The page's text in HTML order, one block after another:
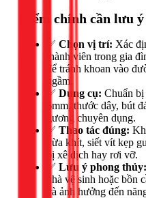
Điểm chính cần lưu ý
✅ Chọn vị trí: Xác
thành viên trong gia
để tránh khoan vào
ngầm.
✅ Dụng cụ: Chuẩn
6mm, thước dây, bút
gương chuyên dụng.
✅ Thao tác đúng:
vừa khít, siết vít kẹp
bị xê dịch hay rơi vỡ.
✅ Lưu ý phong thủy:
nhà vệ sinh hoặc bồn
và ảnh hưởng đến